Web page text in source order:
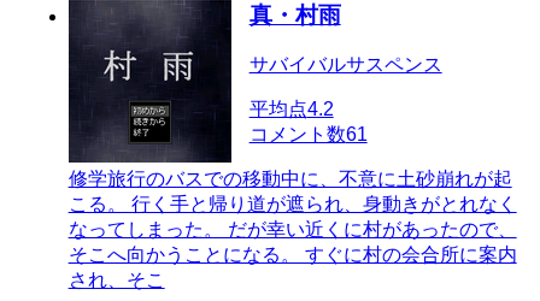
真・村雨
サバイバルサスペンス
平均点4.2
コメント数61
修学旅行のバスでの移動中に、不意に土砂崩れが起
こる。 行く手と帰り道が遮られ、身動きがとれなく
なってしまった。 だが幸い近くに村があったので、
そこへ向かうことになる。 すぐに村の会合所に案内
され、そこ